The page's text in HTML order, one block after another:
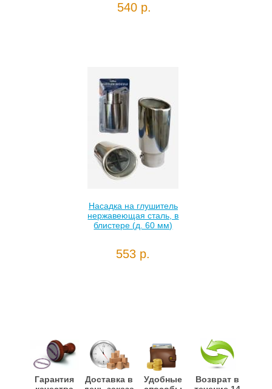
540 р.
Насадка на глушитель
нержавеющая сталь, в
блистере (д. 60 мм)
553 р.
Гарантия
Доставка в
Удобные
Возврат в